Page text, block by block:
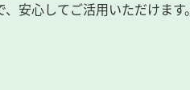
安心してご活用いただけます。